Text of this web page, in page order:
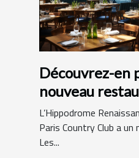
Découvrez-en
nouveau
Hamptons Grill
L’Hippodrome
Paris Country Club a
Les...